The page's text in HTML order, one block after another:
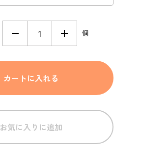
個
カートに入れる
お気に入りに追加